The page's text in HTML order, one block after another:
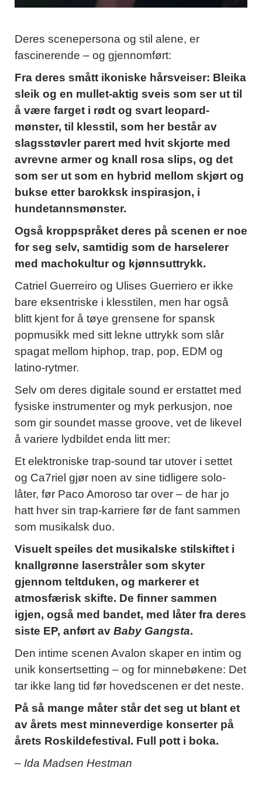
Deres scenepersona og stil alene, er
fascinerende – og gjennomført:
Fra deres smått ikoniske hårsveiser: Bleika
sleik og en mullet-aktig sveis som ser ut til
å være farget i rødt og svart leopard-
mønster, til klesstil, som her består av
slagsstøvler parert med hvit skjorte med
avrevne armer og knall rosa slips, og det
som ser ut som en hybrid mellom skjørt og
bukse etter barokksk inspirasjon, i
hundetannsmønster.
Også kroppspråket deres på scenen er noe
for seg selv, samtidig som de harselerer
med machokultur og kjønnsuttrykk.
Catriel Guerreiro og Ulises Guerriero er ikke
bare eksentriske i klesstilen, men har også
blitt kjent for å tøye grensene for spansk
popmusikk med sitt lekne uttrykk som slår
spagat mellom hiphop, trap, pop, EDM og
latino-rytmer.
Selv om deres digitale sound er erstattet med
fysiske instrumenter og myk perkusjon, noe
som gir soundet masse groove, vet de likevel
å variere lydbildet enda litt mer:
Et elektroniske trap-sound tar utover i settet
og Ca7riel gjør noen av sine tidligere solo-
låter, før Paco Amoroso tar over – de har jo
hatt hver sin trap-karriere før de fant sammen
som musikalsk duo.
Visuelt speiles det musikalske stilskiftet i
knallgrønne laserstråler som skyter
gjennom teltduken, og markerer et
atmosfærisk skifte. De finner sammen
igjen, også med bandet, med låter fra deres
siste EP, anført av Baby Gangsta.
Den intime scenen Avalon skaper en intim og
unik konsertsetting – og for minnebøkene: Det
tar ikke lang tid før hovedscenen er det neste.
På så mange måter står det seg ut blant et
av årets mest minneverdige konserter på
årets Roskildefestival. Full pott i boka.
– Ida Madsen Hestman